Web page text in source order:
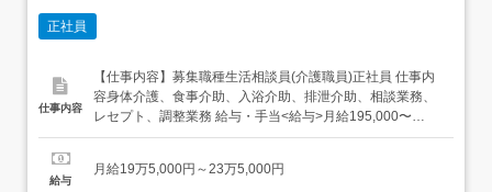
正社員
仕事内容
【仕事内容】募集職種生活相談員(介護職員)正社員 仕事内
容身体介護、食事介助、入浴介助、排泄介助、相談業務、
レセプト、調整業務 給与・手当<給与>月給195,000〜
235,000円<基本給>180,000〜205,000円<手当>交通費支
当:5,000円<賞与>賞与あり年2回 資格資格...
給与
月給19万5,000円～23万5,000円